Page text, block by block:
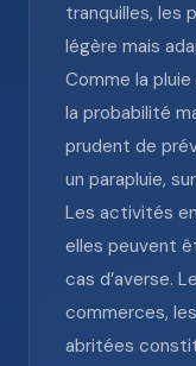
tranquilles, les
légère mais
Comme la
la probabilité
prudent de
un parapluie,
Les activités
elles peuvent
cas d’averse.
commerces,
abritées